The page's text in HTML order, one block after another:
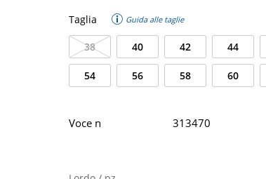
Taglia Guida alle taglie
38 40 42 44
54 56 58 60
Voce n 313470